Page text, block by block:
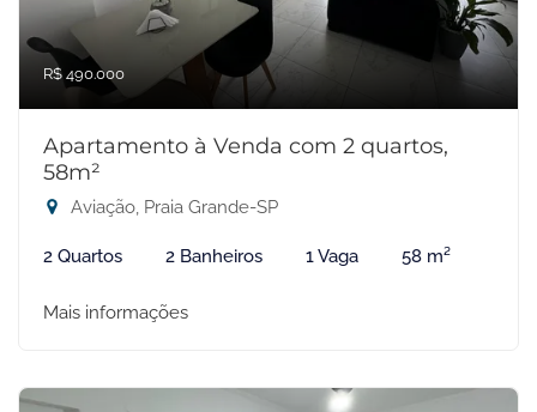
R$ 490.000
Apartamento à Venda com 2 quartos,
58m²
Aviação, Praia Grande-SP
2 Quartos 2 Banheiros 1 Vaga 58 m²
Mais informações